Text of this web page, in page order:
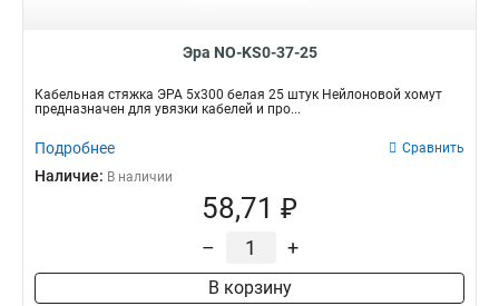
Эра NO-KS0-37-25
Кабельная стяжка ЭРА 5x300 белая 25 штук Нейлоновой хомут
предназначен для увязки кабелей и про...
Подробнее Сравнить
Наличие: В наличии
58,71 ₽
– +
В корзину